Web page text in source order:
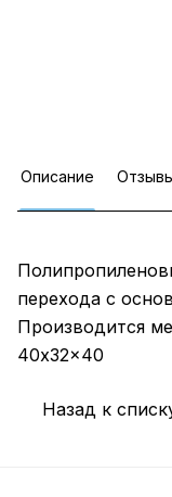
Описание
перехода с
Производится
40x32x40
Назад к